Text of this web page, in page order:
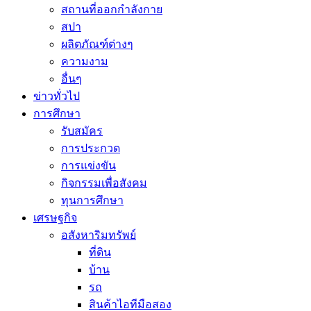
สถานที่ออกกำลังกาย
สปา
ผลิตภัณฑ์ต่างๆ
ความงาม
อื่นๆ
ข่าวทั่วไป
การศึกษา
รับสมัคร
การประกวด
การแข่งขัน
กิจกรรมเพื่อสังคม
ทุนการศึกษา
เศรษฐกิจ
อสังหาริมทรัพย์
ที่ดิน
บ้าน
รถ
สินค้าไอทีมือสอง